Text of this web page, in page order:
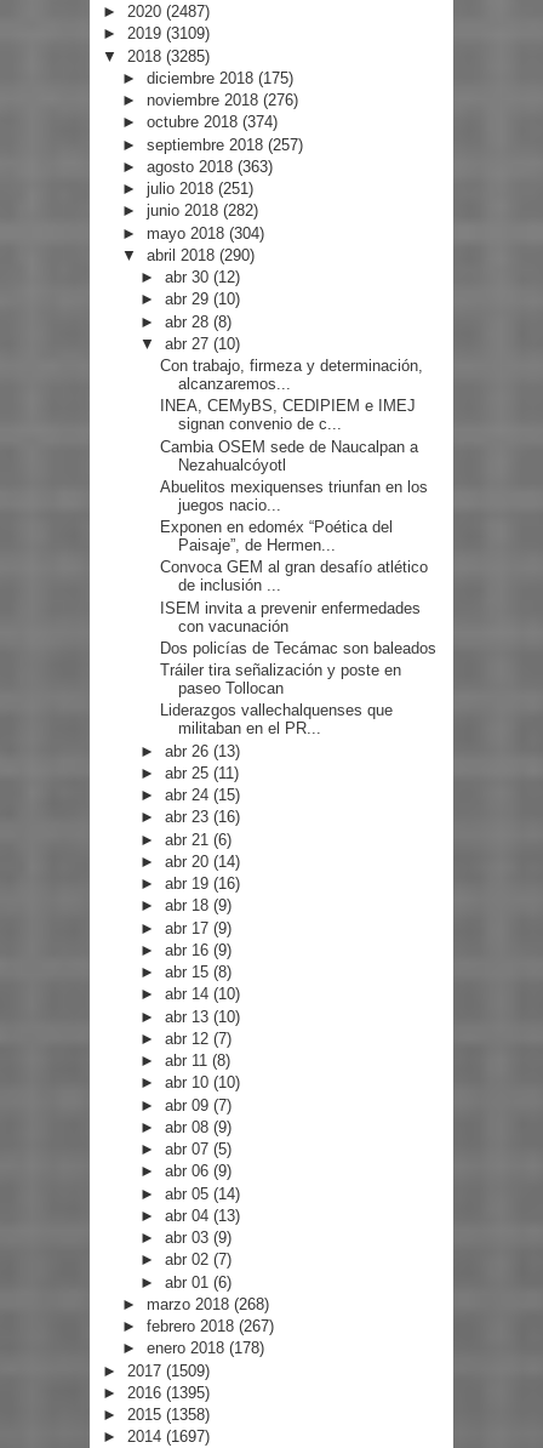
► 2020 (2487)
► 2019 (3109)
▼ 2018 (3285)
► diciembre 2018 (175)
► noviembre 2018 (276)
► octubre 2018 (374)
► septiembre 2018 (257)
► agosto 2018 (363)
► julio 2018 (251)
► junio 2018 (282)
► mayo 2018 (304)
▼ abril 2018 (290)
►abr 30(12)
►abr 29(10)
►abr 28(8)
▼abr 27(10)
Con trabajo, firmeza y determinación,
alcanzaremos...
INEA, CEMyBS, CEDIPIEM e IMEJ
signan convenio de c...
Cambia OSEM sede de Naucalpan a
Nezahualcóyotl
Abuelitos mexiquenses triunfan en los
juegos nacio...
Exponen en edoméx “Poética del
Paisaje”, de Hermen...
Convoca GEM al gran desafío atlético
de inclusión ...
ISEM invita a prevenir enfermedades
con vacunación
Dos policías de Tecámac son baleados
Tráiler tira señalización y poste en
paseo Tollocan
Liderazgos vallechalquenses que
militaban en el PR...
►abr 26(13)
►abr 25(11)
►abr 24(15)
►abr 23(16)
►abr 21(6)
►abr 20(14)
►abr 19(16)
►abr 18(9)
►abr 17(9)
►abr 16(9)
►abr 15(8)
►abr 14(10)
►abr 13(10)
►abr 12(7)
►abr 11(8)
►abr 10(10)
►abr 09(7)
►abr 08(9)
►abr 07(5)
►abr 06(9)
►abr 05(14)
►abr 04(13)
►abr 03(9)
►abr 02(7)
►abr 01(6)
► marzo 2018 (268)
► febrero 2018 (267)
► enero 2018 (178)
► 2017 (1509)
► 2016 (1395)
► 2015 (1358)
► 2014 (1697)